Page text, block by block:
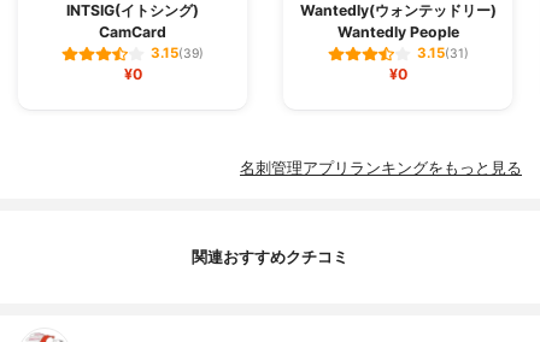
INTSIG(イトシング)
CamCard
3.15(39)
¥0
Wantedly(ウォンテッドリー)
Wantedly People
3.15(31)
¥0
名刺管理アプリランキングをもっと見る
関連おすすめクチコミ